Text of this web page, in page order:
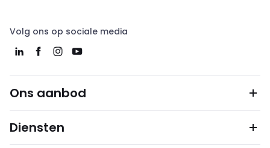
Volg ons op sociale media
Ons aanbod
Diensten